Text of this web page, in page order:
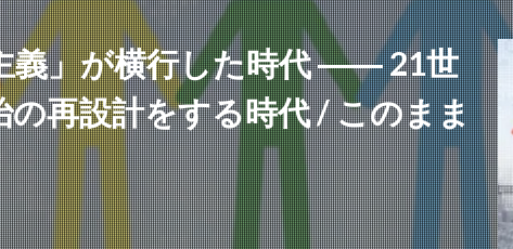
義」が横行した時代 ―― 21世
再設計をする時代 / このまま